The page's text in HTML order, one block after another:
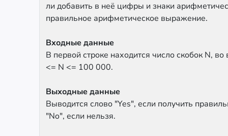
ли добавить в неё цифры и знаки
правильное арифметическое выражение.
Входные данные
В первой строке находится число скобок N,
<= N <= 100 000.
Выходные данные
Выводится слово "Yes", если получить
"No", если нельзя.